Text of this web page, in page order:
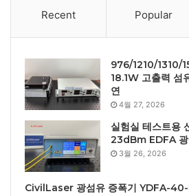
Recent Popular
976/1210/1310/
18.1W 고출력 섬
연
4월 27, 2026
실험실 테스트용
23dBm EDFA 광
3월 26, 2026
CivilLaser 광섬유 증폭기 YDFA-